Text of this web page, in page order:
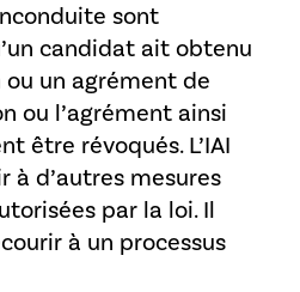
sont
candidat ait obtenu
un agrément de
ou l’agrément ainsi
être révoqués. L’IAI
à d’autres mesures
par la loi. Il
à un processus